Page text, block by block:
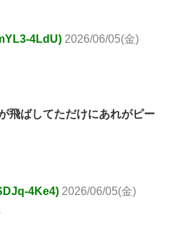
4LdU) 2026/06/05(金)
飛ばしてただけにあれがピー
4Ke4) 2026/06/05(金)